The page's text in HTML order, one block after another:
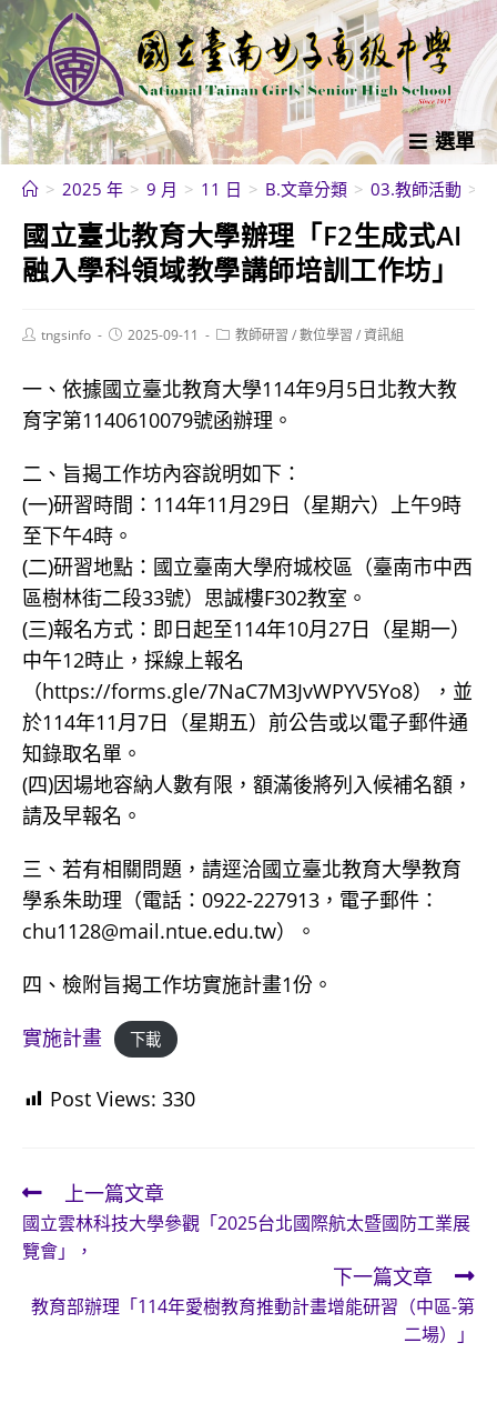
跳
轉
至
主
要
內
選單
> 2025 年 > 9 月 > 11 日 > B.文章分類 > 03.教師活動 >
國立臺北教育大學辦理「F2生成式AI
融入學科領域教學講師培訓工作坊」
Posttngsinfo
Post2025-09-11
Post教師研習 /數位學習 /資訊組
一、依據國立臺北教育大學114年9月5日北教大教
育字第1140610079號函辦理。
二、旨揭工作坊內容說明如下：
(一)研習時間：114年11月29日（星期六）上午9時
至下午4時。
(二)研習地點：國立臺南大學府城校區（臺南市中西
區樹林街二段33號）思誠樓F302教室。
(三)報名方式：即日起至114年10月27日（星期一）
中午12時止，採線上報名
（https://forms.gle/7NaC7M3JvWPYV5Yo8），並
於114年11月7日（星期五）前公告或以電子郵件通
知錄取名單。
(四)因場地容納人數有限，額滿後將列入候補名額，
請及早報名。
三、若有相關問題，請逕洽國立臺北教育大學教育
學系朱助理（電話：0922-227913，電子郵件：
chu1128@mail.ntue.edu.tw）。
四、檢附旨揭工作坊實施計畫1份。
實施計畫
下載
Post Views: 330
Read
more
articles
上一篇文章
國立雲林科技大學參觀「2025台北國際航太暨國防工業展
覽會」，
下一篇文章
教育部辦理「114年愛樹教育推動計畫增能研習（中區-第
二場）」